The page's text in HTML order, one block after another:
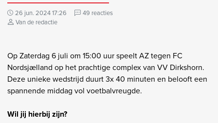
26 jun. 2024 17:26
49 reacties
Van de redactie
Op Zaterdag 6 juli om 15:00 uur speelt AZ tegen FC
Nordsjælland op het prachtige complex van VV Dirkshorn.
Deze unieke wedstrijd duurt 3x 40 minuten en belooft een
spannende middag vol voetbalvreugde.
Wil jij hierbij zijn?